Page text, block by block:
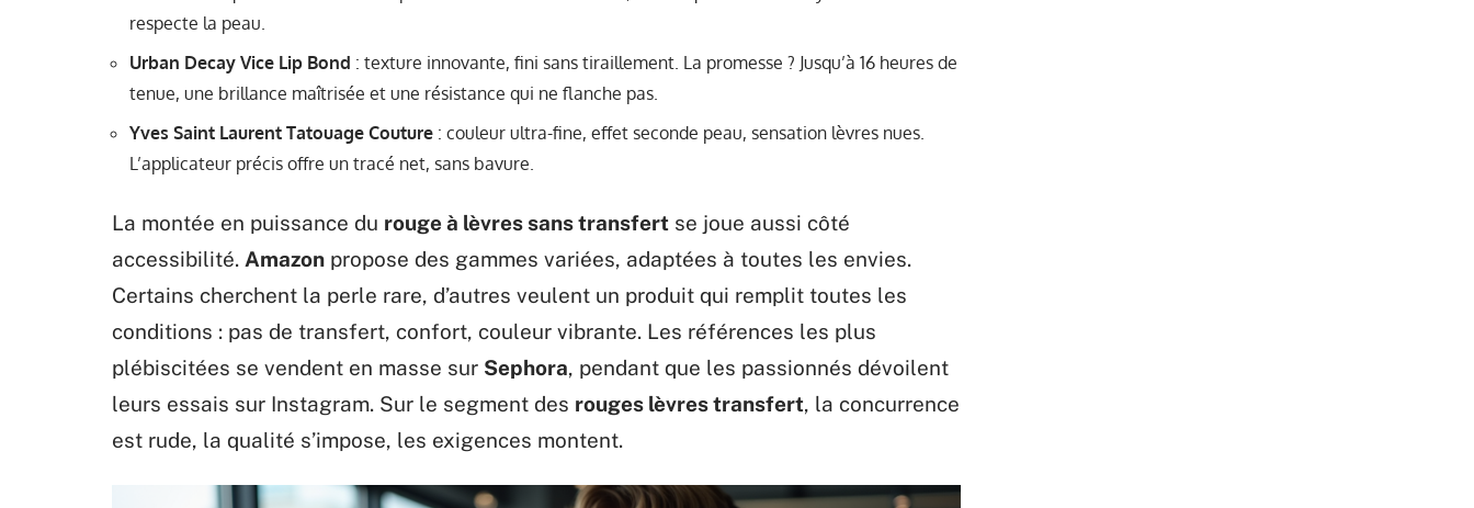
respecte la peau.
Urban Decay Vice Lip Bond : texture innovante, fini sans tiraillement. La promesse ? Jusqu’à 16 heures de
tenue, une brillance maîtrisée et une résistance qui ne flanche pas.
Yves Saint Laurent Tatouage Couture : couleur ultra-fine, effet seconde peau, sensation lèvres nues.
L’applicateur précis offre un tracé net, sans bavure.
La montée en puissance du rouge à lèvres sans transfert se joue aussi côté
accessibilité. Amazon propose des gammes variées, adaptées à toutes les envies.
Certains cherchent la perle rare, d’autres veulent un produit qui remplit toutes les
conditions : pas de transfert, confort, couleur vibrante. Les références les plus
plébiscitées se vendent en masse sur Sephora, pendant que les passionnés dévoilent
leurs essais sur Instagram. Sur le segment des rouges lèvres transfert, la concurrence
est rude, la qualité s’impose, les exigences montent.